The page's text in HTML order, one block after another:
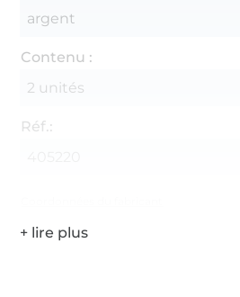
argent
Contenu :
2 unités
Réf.: